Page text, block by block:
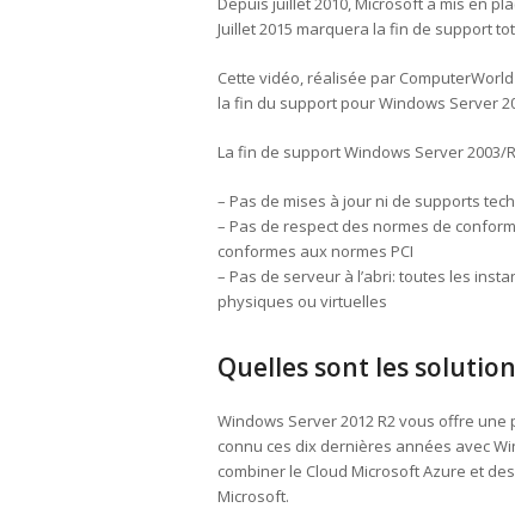
Juillet 2015 marquera la fin de support
Cette vidéo, réalisée par
la fin du support pour Windows Server
La fin de support Windows Server 2003/
– Pas de mises à jour ni de supports
– Pas de respect des normes de
conformes aux normes PCI
– Pas de serveur à l’abri: toutes les
physiques ou virtuelles
Quelles sont les
Windows Server 2012 R2 vous offre
connu ces dix dernières années avec
combiner le Cloud Microsoft Azure et
Microsoft.